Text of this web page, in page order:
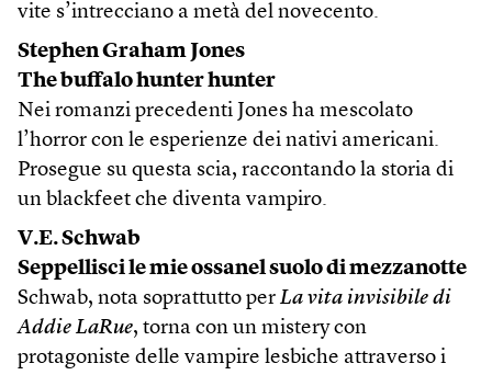
vite s’intrecciano a metà del novecento.
Stephen Graham Jones
The buffalo hunter hunter
Nei romanzi precedenti Jones ha mescolato
l’horror con le esperienze dei nativi americani.
Prosegue su questa scia, raccontando la storia di
un blackfeet che diventa vampiro.
V.E. Schwab
Seppellisci le mie ossanel suolo di mezzanotte
Schwab, nota soprattutto per La vita invisibile di
Addie LaRue, torna con un mistery con
protagoniste delle vampire lesbiche attraverso i